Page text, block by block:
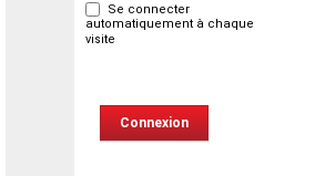
Se connecter
automatiquement à chaque
visite